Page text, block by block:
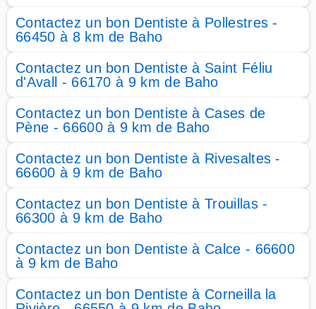
Contactez un bon Dentiste à Pollestres -
66450 à 8 km de Baho
Contactez un bon Dentiste à Saint Féliu
d'Avall - 66170 à 9 km de Baho
Contactez un bon Dentiste à Cases de
Pène - 66600 à 9 km de Baho
Contactez un bon Dentiste à Rivesaltes -
66600 à 9 km de Baho
Contactez un bon Dentiste à Trouillas -
66300 à 9 km de Baho
Contactez un bon Dentiste à Calce - 66600
à 9 km de Baho
Contactez un bon Dentiste à Corneilla la